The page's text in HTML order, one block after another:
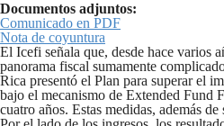
Documentos adjuntos:
Comunicado en PDF
Nota de coyuntura
El Icefi señala que, desde hace varios
panorama fiscal sumamente
Rica presentó el Plan para superar el
bajo el mecanismo de Extended Fund
cuatro años. Estas medidas, además